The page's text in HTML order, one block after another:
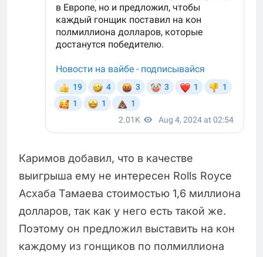
Каримов добавил, что в качестве
выигрыша ему не интересен Rolls Royce
Асхаба Тамаева стоимостью 1,6 миллиона
долларов, так как у него есть такой же.
Поэтому он предложил выставить на кон
каждому из гонщиков по полмиллиона